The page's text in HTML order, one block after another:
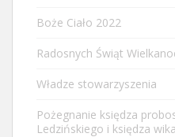
Boże Ciało 2022
Radosnych Świąt
Władze stowarzyszenia
Pożegnanie księdza
Ledzińskiego i księdza